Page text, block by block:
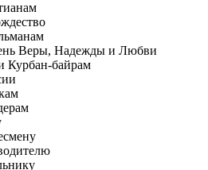
Веры, Надежды и Любви
Курбан-байрам